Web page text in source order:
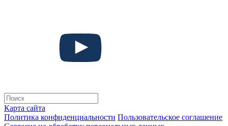
Карта сайта
Политика конфиденциальности Пользовательское соглашение